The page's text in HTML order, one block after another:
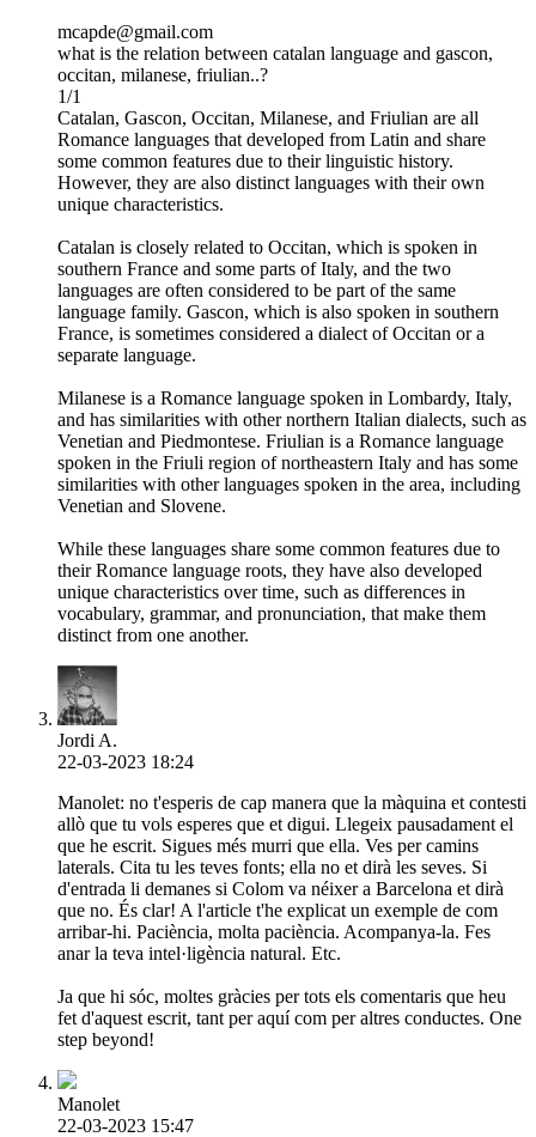
mcapde@gmail.com
what is the relation between catalan language and gascon,
occitan, milanese, friulian..?
1/1
Catalan, Gascon, Occitan, Milanese, and Friulian are all
Romance languages that developed from Latin and share
some common features due to their linguistic history.
However, they are also distinct languages with their own
unique characteristics.
Catalan is closely related to Occitan, which is spoken in
southern France and some parts of Italy, and the two
languages are often considered to be part of the same
language family. Gascon, which is also spoken in southern
France, is sometimes considered a dialect of Occitan or a
separate language.
Milanese is a Romance language spoken in Lombardy, Italy,
and has similarities with other northern Italian dialects, such as
Venetian and Piedmontese. Friulian is a Romance language
spoken in the Friuli region of northeastern Italy and has some
similarities with other languages spoken in the area, including
Venetian and Slovene.
While these languages share some common features due to
their Romance language roots, they have also developed
unique characteristics over time, such as differences in
vocabulary, grammar, and pronunciation, that make them
distinct from one another.
Jordi A.
22-03-2023 18:24
Manolet: no t'esperis de cap manera que la màquina et contesti
allò que tu vols esperes que et digui. Llegeix pausadament el
que he escrit. Sigues més murri que ella. Ves per camins
laterals. Cita tu les teves fonts; ella no et dirà les seves. Si
d'entrada li demanes si Colom va néixer a Barcelona et dirà
que no. És clar! A l'article t'he explicat un exemple de com
arribar-hi. Paciència, molta paciència. Acompanya-la. Fes
anar la teva intel·ligència natural. Etc.
Ja que hi sóc, moltes gràcies per tots els comentaris que heu
fet d'aquest escrit, tant per aquí com per altres conductes. One
step beyond!
Manolet
22-03-2023 15:47